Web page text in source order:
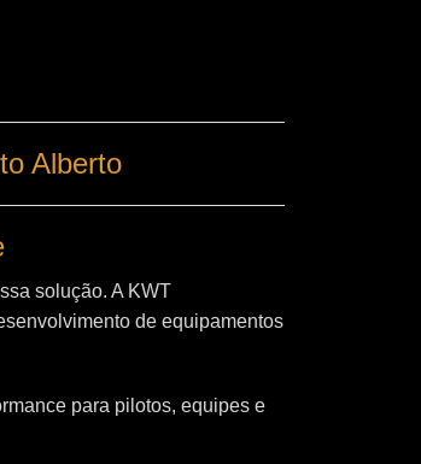
Alberto
solução. A KWT
de equipamentos
para pilotos, equipes e